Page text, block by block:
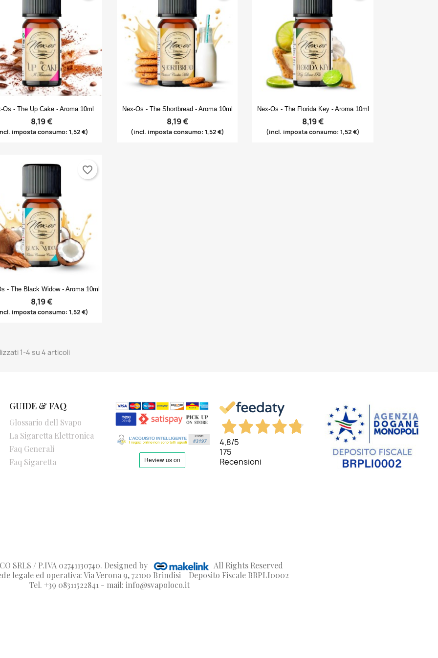
alla lista dei desideri
new list
lista dei desideri
lista dei desideri
Annulla
((cancelText))
avere effettuato l'accesso per salvare dei prodotti nella tua lista
desideri.
Anteprima
Os - The Up Cake - Aroma 10ml
8,19 €
imposta consumo: 1,52 €)
 Anteprima
Nex-Os - The Shortbread - Aroma 10ml
8,19 €
(incl. imposta consumo: 1,52 €)
Anteprima
Nex-Os - The Florida Key - Aroma 10ml
8,19 €
(incl. imposta consumo: 1,52 €)
Anteprima
- The Black Widow - Aroma 10ml
8,19 €
imposta consumo: 1,52 €)
favorite_border
1-4 su 4 articoli
GUIDE & FAQ
Glossario dell Svapo
La Sigaretta Elettronica
Faq Generali
Faq Sigaretta
4,8/5
175
Recensioni
SRLS / P.IVA 02741130740. Designed by
All Rights Reserved
legale ed operativa: Via Verona 9, 72100 Brindisi - Deposito Fiscale BRPLI0002
Tel. +39 08311522841 - mail: info@svapoloco.it